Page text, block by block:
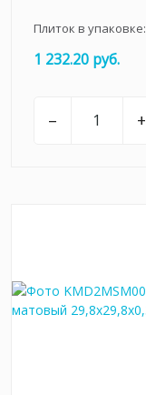
Плиток в упаковке:
1 232.20 руб.
– +